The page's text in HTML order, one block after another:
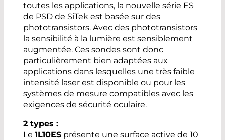
toutes les applications, la nouvelle série ES
de PSD de SiTek est basée sur des
phototransistors. Avec des phototransistors
la sensibilité à la lumière est sensiblement
augmentée. Ces sondes sont donc
particulièrement bien adaptées aux
applications dans lesquelles une très faible
intensité laser est disponible ou pour les
systèmes de mesure compatibles avec les
exigences de sécurité oculaire.
2 types :
Le 1L10ES présente une surface active de 10